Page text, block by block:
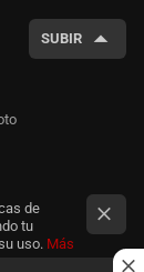
SUBIR
de
tu
uso. Más